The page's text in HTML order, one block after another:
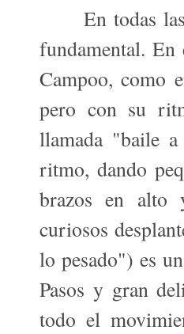
En todas las
fundamental. En
Campoo, como
pero con su
llamada "baile
ritmo, dando
brazos en alto
curiosos
lo pesado") es
Pasos y gran
todo el